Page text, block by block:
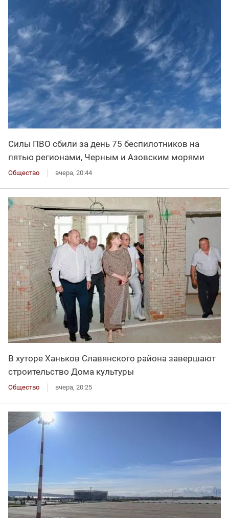
Силы ПВО сбили за день 75 беспилотников на
пятью регионами, Черным и Азовским морями
Общество вчера, 20:44
В хуторе Ханьков Славянского района завершают
строительство Дома культуры
Общество вчера, 20:25